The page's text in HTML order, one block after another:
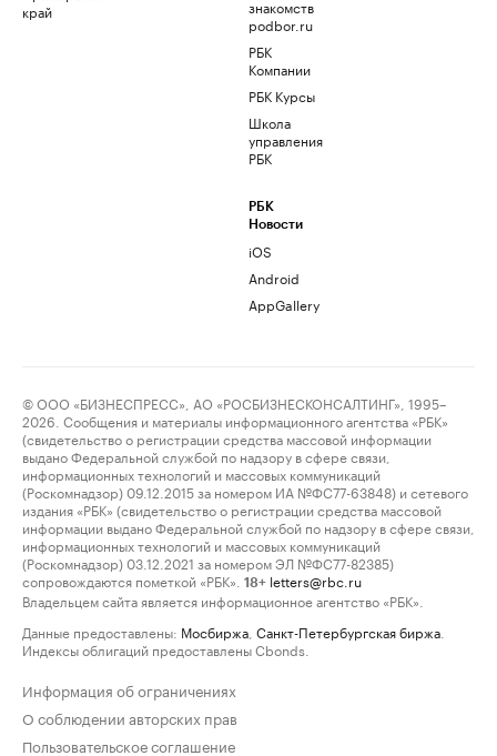
край
знакомств
podbor.ru
РБК
Компании
РБК Курсы
Школа
управления
РБК
РБК
Новости
iOS
Android
AppGallery
© ООО «БИЗНЕСПРЕСС», АО «РОСБИЗНЕСКОНСАЛТИНГ», 1995–
2026. Сообщения и материалы информационного агентства «РБК»
(свидетельство о регистрации средства массовой информации
выдано Федеральной службой по надзору в сфере связи,
информационных технологий и массовых коммуникаций
(Роскомнадзор) 09.12.2015 за номером ИА №ФС77-63848) и сетевого
издания «РБК» (свидетельство о регистрации средства массовой
информации выдано Федеральной службой по надзору в сфере связи,
информационных технологий и массовых коммуникаций
(Роскомнадзор) 03.12.2021 за номером ЭЛ №ФС77-82385)
сопровождаются пометкой «РБК».
18+ letters@rbc.ru
Владельцем сайта является информационное агентство «РБК».
Данные предоставлены: Мосбиржа Санкт-Петербургская биржа
Индексы облигаций предоставлены Cbonds.
Информация об ограничениях
О соблюдении авторских прав
Пользовательское соглашение